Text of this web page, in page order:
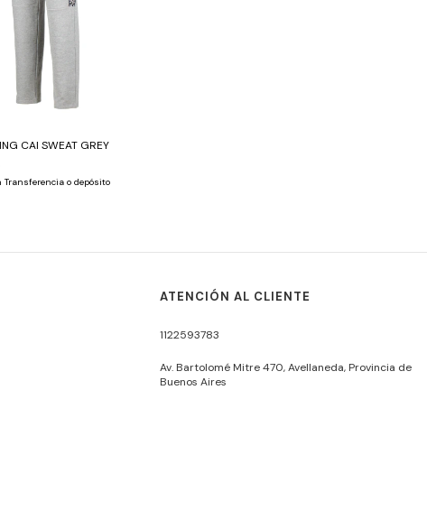
CAI SWEAT GREY
Transferencia o depósito
ATENCIÓN AL CLIENTE
1122593783
Av. Bartolomé Mitre 470, Avellaneda, Provincia de
Buenos Aires